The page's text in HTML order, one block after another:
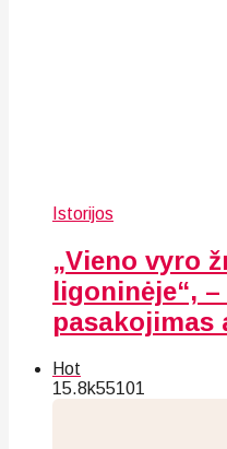
Istorijos
„Vieno vyro
ligoninėje“,
pasakojimas
Hot
15.8k55101